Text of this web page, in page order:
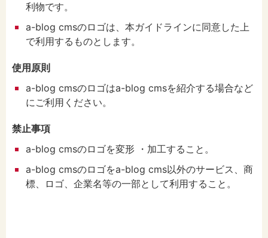
利物です。
a-blog cmsのロゴは、本ガイドラインに同意した上
で利用するものとします。
使用原則
a-blog cmsのロゴはa-blog cmsを紹介する場合など
にご利用ください。
禁止事項
a-blog cmsのロゴを変形 ・加工すること。
a-blog cmsのロゴをa-blog cms以外のサービス、商
標、ロゴ、企業名等の一部として利用すること。